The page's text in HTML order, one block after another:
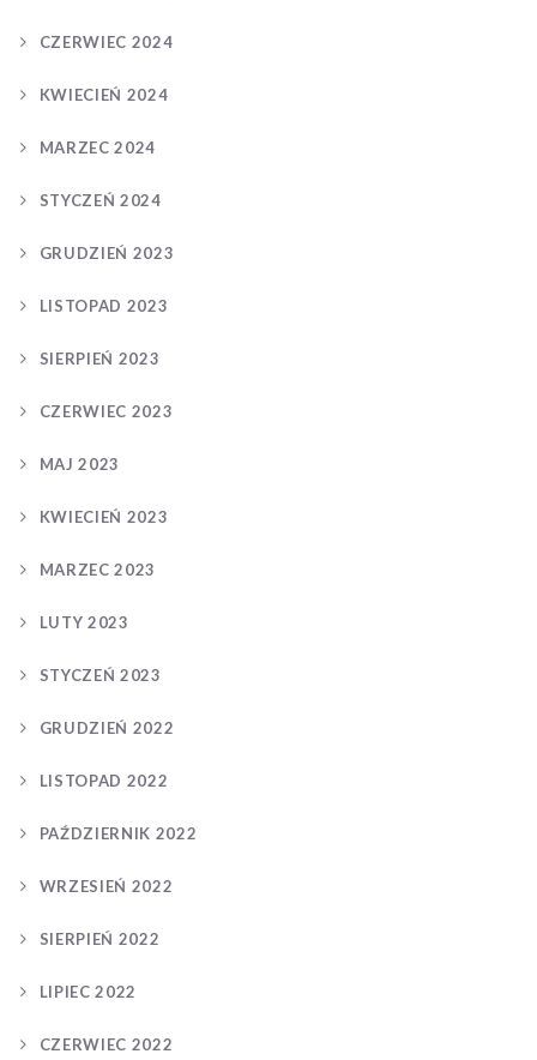
CZERWIEC 2024
KWIECIEŃ 2024
MARZEC 2024
STYCZEŃ 2024
GRUDZIEŃ 2023
LISTOPAD 2023
SIERPIEŃ 2023
CZERWIEC 2023
MAJ 2023
KWIECIEŃ 2023
MARZEC 2023
LUTY 2023
STYCZEŃ 2023
GRUDZIEŃ 2022
LISTOPAD 2022
PAŹDZIERNIK 2022
WRZESIEŃ 2022
SIERPIEŃ 2022
LIPIEC 2022
CZERWIEC 2022